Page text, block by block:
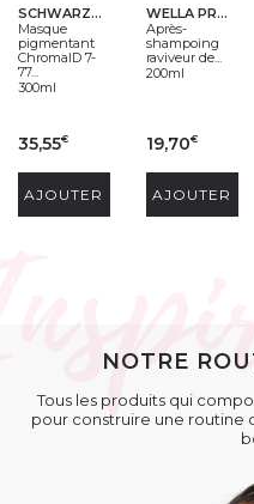
SCHWARZKOPF PROFESSIONAL
Masque
pigmentant
ChromaID 7-
77...
300ml
35,55€
AJOUTER
WELLA PROFESSIONALS
Après-
shampoing
raviveur de...
200ml
19,70€
AJOUTER
NOTRE
Tous les produits qui
pour construire une